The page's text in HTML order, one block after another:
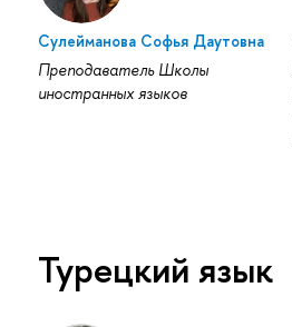
Сулейманова Софья Даутовна
Преподаватель Школы
иностранных языков
Турецкий язык